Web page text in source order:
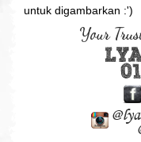
untuk digambarkan :')